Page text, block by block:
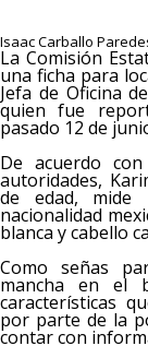
Isaac Carballo
La Comisión
una ficha para
Jefa de Oficina
quien fue
pasado 12 de
De acuerdo
autoridades,
de edad, mide
nacionalidad
blanca y cabello
Como señas
mancha en el
características
por parte de la
contar con